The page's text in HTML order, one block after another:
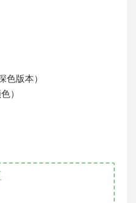
版本）
）